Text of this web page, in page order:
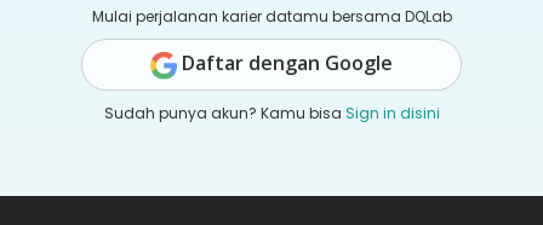
Mulai perjalanan karier datamu bersama DQLab
Daftar dengan Google
Sudah punya akun? Kamu bisa Sign in disini